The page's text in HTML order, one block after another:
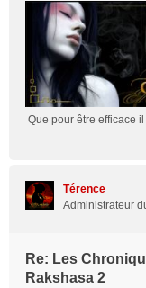
Que pour être efficace
Térence
Administrateur
Re: Les
Rakshasa 2